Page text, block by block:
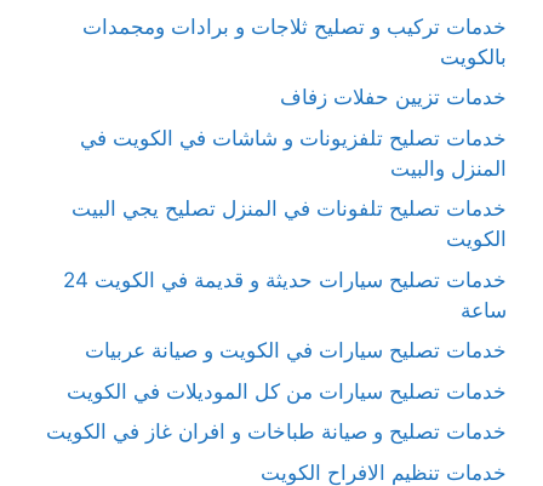
خدمات تركيب و تصليح ثلاجات و برادات ومجمدات
بالكويت
خدمات تزيين حفلات زفاف
خدمات تصليح تلفزيونات و شاشات في الكويت في
المنزل والبيت
خدمات تصليح تلفونات في المنزل تصليح يجي البيت
الكويت
خدمات تصليح سيارات حديثة و قديمة في الكويت 24
ساعة
خدمات تصليح سيارات في الكويت و صيانة عربيات
خدمات تصليح سيارات من كل الموديلات في الكويت
خدمات تصليح و صيانة طباخات و افران غاز في الكويت
خدمات تنظيم الافراح الكويت